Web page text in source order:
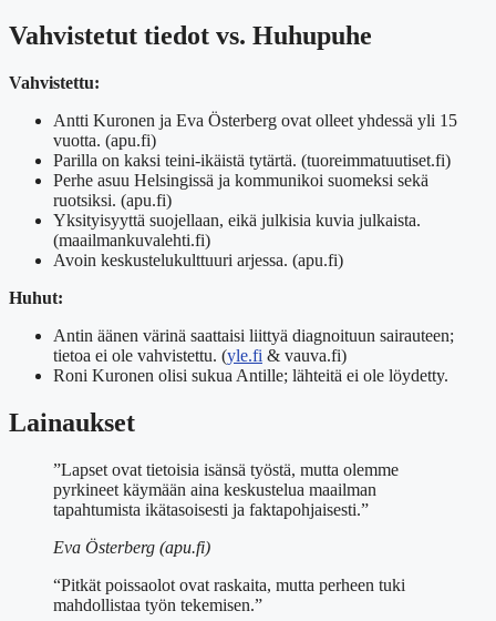
Vahvistetut tiedot vs. Huhupuhe
Vahvistettu:
Antti Kuronen ja Eva Österberg ovat olleet yhdessä yli 15
vuotta. (apu.fi)
Parilla on kaksi teini-ikäistä tytärtä. (tuoreimmatuutiset.fi)
Perhe asuu Helsingissä ja kommunikoi suomeksi sekä
ruotsiksi. (apu.fi)
Yksityisyyttä suojellaan, eikä julkisia kuvia julkaista.
(maailmankuvalehti.fi)
Avoin keskustelukulttuuri arjessa. (apu.fi)
Huhut:
Antin äänen värinä saattaisi liittyä diagnoituun sairauteen;
tietoa ei ole vahvistettu. (yle.fi & vauva.fi)
Roni Kuronen olisi sukua Antille; lähteitä ei ole löydetty.
Lainaukset
”Lapset ovat tietoisia isänsä työstä, mutta olemme
pyrkineet käymään aina keskustelua maailman
tapahtumista ikätasoisesti ja faktapohjaisesti.”
Eva Österberg (apu.fi)
“Pitkät poissaolot ovat raskaita, mutta perheen tuki
mahdollistaa työn tekemisen.”